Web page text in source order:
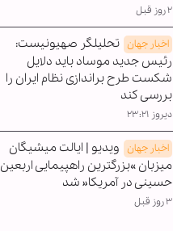
۲ روز قبل
اخبار جهان تحلیلگر صهیونیست:
رئیس جدید موساد باید دلایل
شکست طرح براندازی نظام ایران را
بررسی کند
دیروز ۲۳:۲۱
اخبار جهان ویدیو | ایالت میشیگان
میزبان »بزرگترین راهپیمایی اربعین
حسینی در آمریکا« شد
۳ روز قبل